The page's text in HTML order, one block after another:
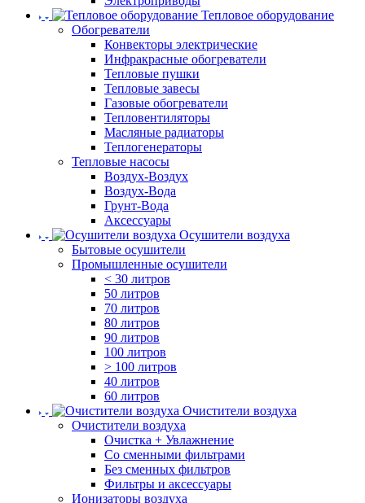
Тепловое оборудование
Обогреватели
Конвекторы электрические
Инфракрасные обогреватели
Тепловые пушки
Тепловые завесы
Газовые обогреватели
Тепловентиляторы
Масляные радиаторы
Теплогенераторы
Тепловые насосы
Воздух-Воздух
Воздух-Вода
Грунт-Вода
Аксессуары
Осушители воздуха
Бытовые осушители
Промышленные осушители
< 30 литров
50 литров
70 литров
80 литров
90 литров
100 литров
> 100 литров
40 литров
60 литров
Очистители воздуха
Очистители воздуха
Очистка + Увлажнение
Cо сменными фильтрами
Без сменных фильтров
Фильтры и аксессуары
Ионизаторы воздуха